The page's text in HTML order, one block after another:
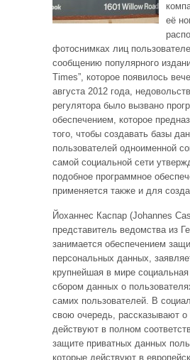
её
фотоснимках лиц
сообщению популярного
Times”, которое появилось
августа 2012 года,
регулятора было вызвано
обеспечением, которое
того, чтобы создавать базы
пользователей одноименной
самой социальной сети
подобное программное
применяется также и для
Йоханнес Каспар (Johannes
представитель ведомства из
занимается обеспечением
персональных данных,
крупнейшая в мире
сбором данных о
самих пользователей. В
свою очередь, рассказывают о
действуют в полном
защите приватных данных
которые действуют в